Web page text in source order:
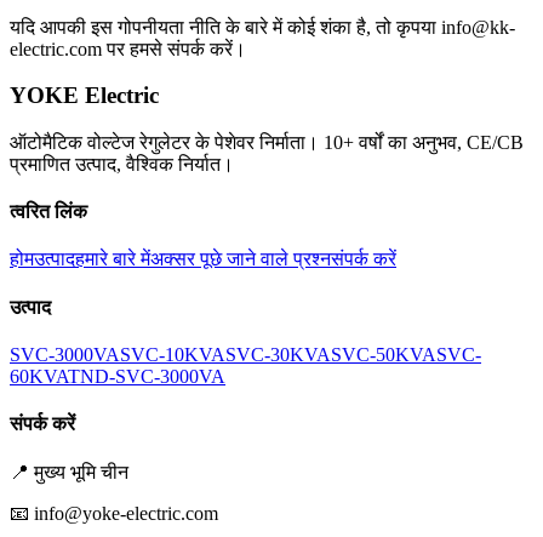
यदि आपकी इस गोपनीयता नीति के बारे में कोई शंका है, तो कृपया info@kk-
electric.com पर हमसे संपर्क करें।
YOKE Electric
ऑटोमैटिक वोल्टेज रेगुलेटर के पेशेवर निर्माता। 10+ वर्षों का अनुभव, CE/CB
प्रमाणित उत्पाद, वैश्विक निर्यात।
त्वरित लिंक
होमउत्पादहमारे बारे मेंअक्सर पूछे जाने वाले प्रश्नसंपर्क करें
उत्पाद
SVC-3000VASVC-10KVASVC-30KVASVC-50KVASVC-
60KVATND-SVC-3000VA
संपर्क करें
📍मुख्य भूमि चीन
📧 info@yoke-electric.com